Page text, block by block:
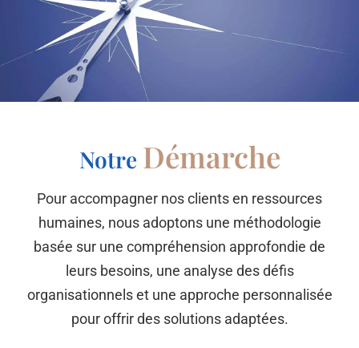
Notre Démarche
Pour accompagner nos clients en ressources
humaines, nous adoptons une méthodologie
basée sur une compréhension approfondie de
leurs besoins, une analyse des défis
organisationnels et une approche personnalisée
pour offrir des solutions adaptées.